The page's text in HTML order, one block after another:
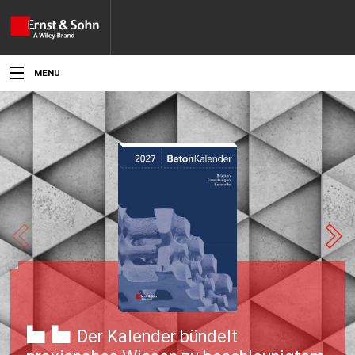
MENU
Aktuelles
Veranstaltungen
Angebote
Fachgebiete
Produkte
Service
Der Kalender bündelt